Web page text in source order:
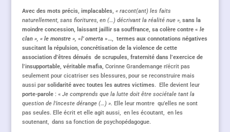
Avec des mots précis, implacables, « racont(ant) les faits
naturellement, sans fioritures, en (…) décrivant la réalité nue », sans la
moindre concession, laissant jaillir sa souffrance, sa colère contre « le
clan », « le monstre », «l’ omerta»…, termes aux connotations négatives
suscitant la répulsion, concrétisation de la violence de cette
association d’êtres dénués de scrupules, fraternité dans l’exercice de
l’insupportable, véritable mafia, Corinne Grandemange n’écrit pas
seulement pour cicatriser ses blessures, pour se reconstruire mais
aussi par solidarité avec toutes les autres victimes. Elle devient leur
porte-parole : « Je comprends que la lutte doit être sociétale tant la
question de l’inceste dérange (…) ». Elle leur montre qu’elles ne sont
pas seules. Elle écrit et elle agit aussi, en les écoutant, en les
soutenant, dans sa fonction de psychopédagogue.